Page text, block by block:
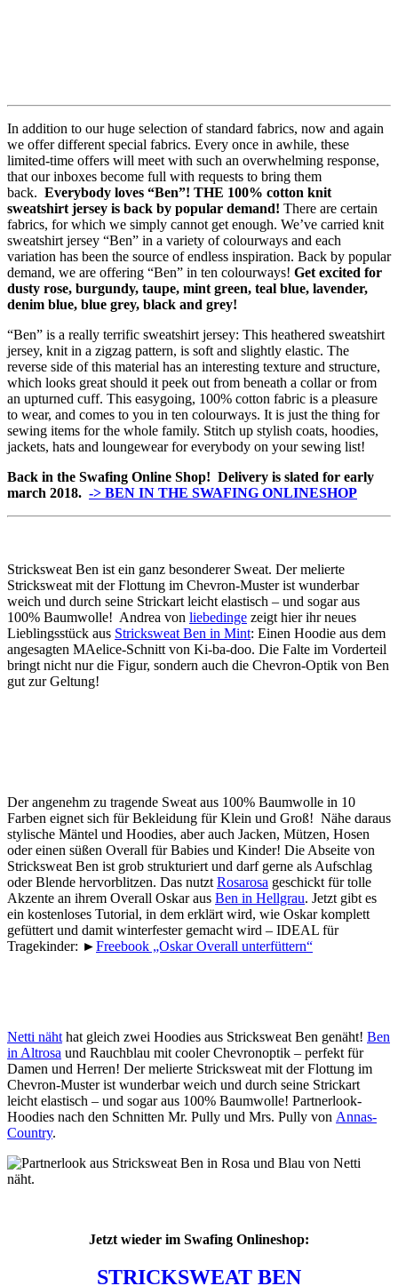
In addition to our huge selection of standard fabrics, now and again
we offer different special fabrics. Every once in awhile, these
limited-time offers will meet with such an overwhelming response,
that our inboxes become full with requests to bring them
back. Everybody loves “Ben”! THE 100% cotton knit
sweatshirt jersey is back by popular demand! There are certain
fabrics, for which we simply cannot get enough. We’ve carried knit
sweatshirt jersey “Ben” in a variety of colourways and each
variation has been the source of endless inspiration. Back by popular
demand, we are offering “Ben” in ten colourways! Get excited for
dusty rose, burgundy, taupe, mint green, teal blue, lavender,
denim blue, blue grey, black and grey!
“Ben” is a really terrific sweatshirt jersey: This heathered sweatshirt
jersey, knit in a zigzag pattern, is soft and slightly elastic. The
reverse side of this material has an interesting texture and structure,
which looks great should it peek out from beneath a collar or from
an upturned cuff. This easygoing, 100% cotton fabric is a pleasure
to wear, and comes to you in ten colourways. It is just the thing for
sewing items for the whole family. Stitch up stylish coats, hoodies,
jackets, hats and loungewear for everybody on your sewing list!
Back in the Swafing Online Shop! Delivery is slated for early
march 2018. -> BEN IN THE SWAFING ONLINESHOP
Stricksweat Ben ist ein ganz besonderer Sweat. Der melierte
Stricksweat mit der Flottung im Chevron-Muster ist wunderbar
weich und durch seine Strickart leicht elastisch – und sogar aus
100% Baumwolle! Andrea von liebedinge zeigt hier ihr neues
Lieblingsstück aus Stricksweat Ben in Mint: Einen Hoodie aus dem
angesagten MAelice-Schnitt von Ki-ba-doo. Die Falte im Vorderteil
bringt nicht nur die Figur, sondern auch die Chevron-Optik von Ben
gut zur Geltung!
Der angenehm zu tragende Sweat aus 100% Baumwolle in 10
Farben eignet sich für Bekleidung für Klein und Groß! Nähe daraus
stylische Mäntel und Hoodies, aber auch Jacken, Mützen, Hosen
oder einen süßen Overall für Babies und Kinder! Die Abseite von
Stricksweat Ben ist grob strukturiert und darf gerne als Aufschlag
oder Blende hervorblitzen. Das nutzt Rosarosa geschickt für tolle
Akzente an ihrem Overall Oskar aus Ben in Hellgrau. Jetzt gibt es
ein kostenloses Tutorial, in dem erklärt wird, wie Oskar komplett
gefüttert und damit winterfester gemacht wird – IDEAL für
Tragekinder: ►Freebook „Oskar Overall unterfüttern“
Netti näht hat gleich zwei Hoodies aus Stricksweat Ben genäht! Ben
in Altrosa und Rauchblau mit cooler Chevronoptik – perfekt für
Damen und Herren! Der melierte Stricksweat mit der Flottung im
Chevron-Muster ist wunderbar weich und durch seine Strickart
leicht elastisch – und sogar aus 100% Baumwolle! Partnerlook-
Hoodies nach den Schnitten Mr. Pully und Mrs. Pully von Annas-
Country.
Jetzt wieder im Swafing Onlineshop:
STRICKSWEAT BEN